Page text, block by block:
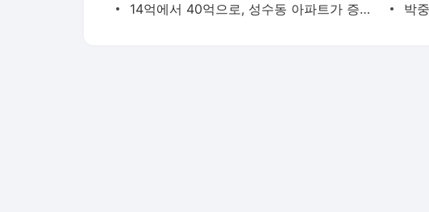
14억에서 40억으로, 성수동 아파트가 증명한 남궁민의 27년 공식